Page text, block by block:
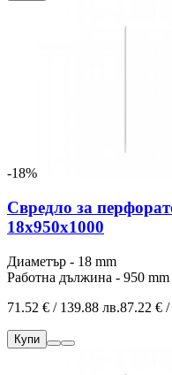
-18%
Свредло за
18x950x1000
Диаметър - 18 mm
Работна дължина - 950 mm
71.52 € / 139.88 лв.87.22 €
Купи